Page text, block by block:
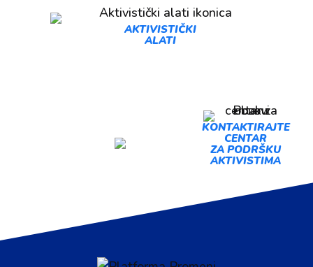
AKTIVISTIČKI
ALATI
AKCIJU
KONTAKTIRAJTE
CENTAR
ZA PODRŠKU
AKTIVISTIMA